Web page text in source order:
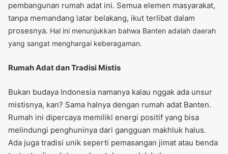
pembangunan rumah adat ini. Semua elemen masyarakat,
tanpa memandang latar belakang, ikut terlibat dalam
prosesnya. Hal ini menunjukkan bahwa Banten adalah daerah
yang sangat menghargai keberagaman.
Rumah Adat dan Tradisi Mistis
Bukan budaya Indonesia namanya kalau nggak ada unsur
mistisnya, kan? Sama halnya dengan rumah adat Banten.
Rumah ini dipercaya memiliki energi positif yang bisa
melindungi penghuninya dari gangguan makhluk halus.
Ada juga tradisi unik seperti pemasangan jimat atau benda